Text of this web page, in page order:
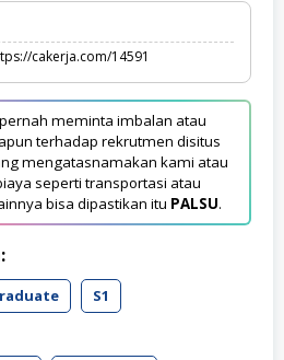
cakerja.com/14591
meminta imbalan atau
terhadap rekrutmen disitus
mengatasnamakan kami atau
seperti transportasi atau
bisa dipastikan itu PALSU.
S1